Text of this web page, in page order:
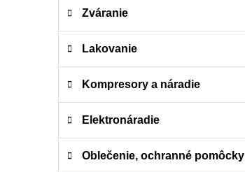
Zváranie
Lakovanie
Kompresory a náradie
Elektronáradie
Oblečenie, ochranné pomôcky